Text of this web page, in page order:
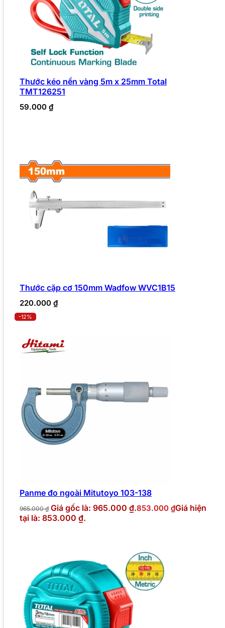
Thước kéo nền vàng 5m x 25mm Total
TMT126251
59.000 ₫
Thước cặp cơ 150mm Wadfow WVC1B15
220.000 ₫
-12%
Panme đo ngoài Mitutoyo 103-138
965.000₫ Giá gốc là: 965.000 ₫.853.000 ₫Giá hiện
tại là: 853.000 ₫.